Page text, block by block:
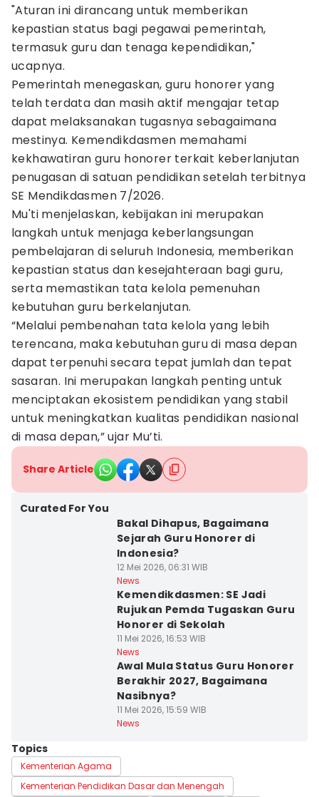
"Aturan ini dirancang untuk memberikan
kepastian status bagi pegawai pemerintah,
termasuk guru dan tenaga kependidikan,"
ucapnya.
Pemerintah menegaskan, guru honorer yang
telah terdata dan masih aktif mengajar tetap
dapat melaksanakan tugasnya sebagaimana
mestinya. Kemendikdasmen memahami
kekhawatiran guru honorer terkait keberlanjutan
penugasan di satuan pendidikan setelah terbitnya
SE Mendikdasmen 7/2026.
Mu'ti menjelaskan, kebijakan ini merupakan
langkah untuk menjaga keberlangsungan
pembelajaran di seluruh Indonesia, memberikan
kepastian status dan kesejahteraan bagi guru,
serta memastikan tata kelola pemenuhan
kebutuhan guru berkelanjutan.
“Melalui pembenahan tata kelola yang lebih
terencana, maka kebutuhan guru di masa depan
dapat terpenuhi secara tepat jumlah dan tepat
sasaran. Ini merupakan langkah penting untuk
menciptakan ekosistem pendidikan yang stabil
untuk meningkatkan kualitas pendidikan nasional
di masa depan,” ujar Mu’ti.
Share Article
Curated For You
Bakal Dihapus, Bagaimana
Sejarah Guru Honorer di
Indonesia?
12 Mei 2026, 06:31 WIB
News
Kemendikdasmen: SE Jadi
Rujukan Pemda Tugaskan Guru
Honorer di Sekolah
11 Mei 2026, 16:53 WIB
News
Awal Mula Status Guru Honorer
Berakhir 2027, Bagaimana
Nasibnya?
11 Mei 2026, 15:59 WIB
News
Topics
Kementerian Agama
Kementerian Pendidikan Dasar dan Menengah